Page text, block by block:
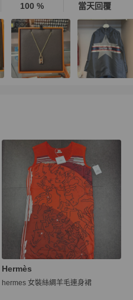
100 % 當天回覆
Hermès
hermes 女裝絲綢羊毛連身裙